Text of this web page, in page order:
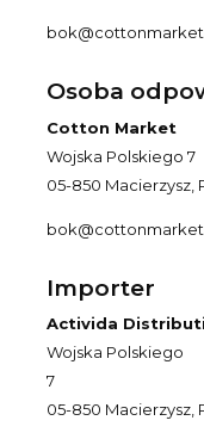
Osoba
Cotton Market
Wojska Polskiego 7
05-850 Macierzysz,
Importer
Activida
Wojska Polskiego
7
05-850 Macierzysz,